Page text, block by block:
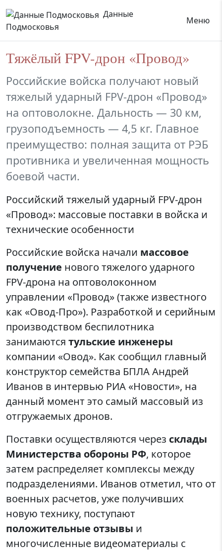
Данные
Подмосковья
Меню
Тяжёлый FPV-дрон «Провод»
Российские войска получают новый
тяжелый ударный FPV-дрон «Провод»
на оптоволокне. Дальность — 30 км,
грузоподъемность — 4,5 кг. Главное
преимущество: полная защита от РЭБ
противника и увеличенная мощность
боевой части.
Российский тяжелый ударный FPV-дрон
«Провод»: массовые поставки в войска и
технические особенности
Российские войска начали массовое
получение нового тяжелого ударного
FPV-дрона на оптоволоконном
управлении «Провод» (также известного
как «Овод-Про»). Разработкой и серийным
производством беспилотника
занимаются тульские инженеры
компании «Овод». Как сообщил главный
конструктор семейства БПЛА Андрей
Иванов в интервью РИА «Новости», на
данный момент это самый массовый из
отгружаемых дронов.
Поставки осуществляются через склады
Министерства обороны РФ, которое
затем распределяет комплексы между
подразделениями. Иванов отметил, что от
военных расчетов, уже получивших
новую технику, поступают
положительные отзывы и
многочисленные видеоматериалы с